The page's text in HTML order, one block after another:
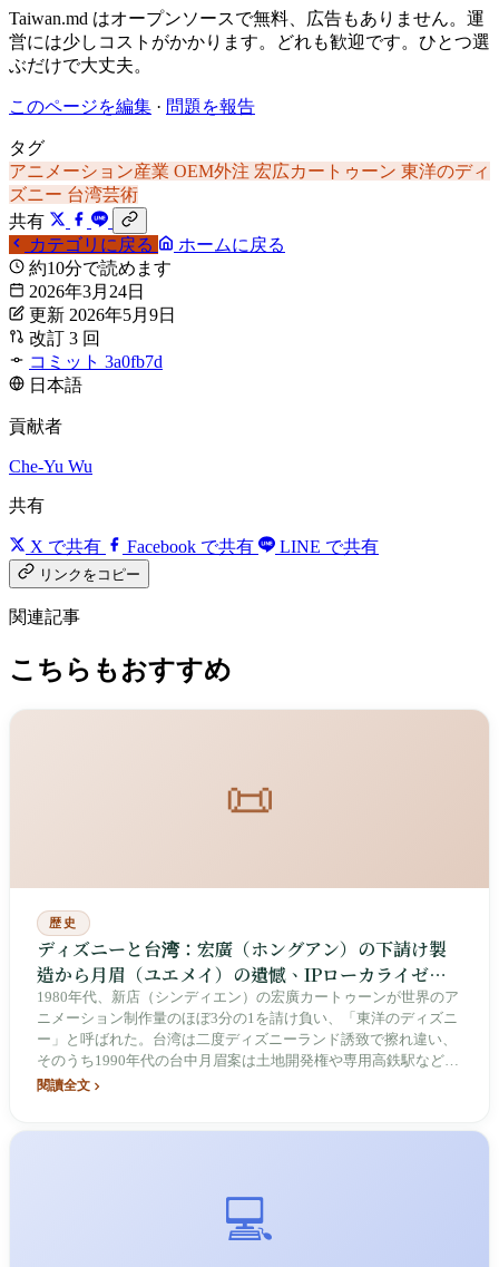
Taiwan.md はオープンソースで無料、広告もありません。運
営には少しコストがかかります。どれも歓迎です。ひとつ選
ぶだけで大丈夫。
このページを編集 · 問題を報告
タグ
アニメーション産業 OEM外注 宏広カートゥーン 東洋のディ
ズニー 台湾芸術
共有
カテゴリに戻る
ホームに戻る
約10分で読めます
2026年3月24日
更新 2026年5月9日
改訂 3 回
コミット 3a0fb7d
日本語
貢献者
Che-Yu Wu
共有
X で共有 Facebook で共有 LINE で共有
リンクをコピー
関連記事
こちらもおすすめ
📜
歴史
ディズニーと台湾：宏廣（ホングアン）の下請け製
造から月眉（ユエメイ）の遺憾、IPローカライゼー
ションへの奇幻の旅路
1980年代、新店（シンディエン）の宏廣カートゥーンが世界のア
ニメーション制作量のほぼ3分の1を請け負い、「東洋のディズニ
ー」と呼ばれた。台湾は二度ディズニーランド誘致で擦れ違い、
そのうち1990年代の台中月眉案は土地開発権や専用高鉄駅などの
条件で決裂した。『トイ・ストーリー3』の初期脚本では、故障
閱讀全文
💻